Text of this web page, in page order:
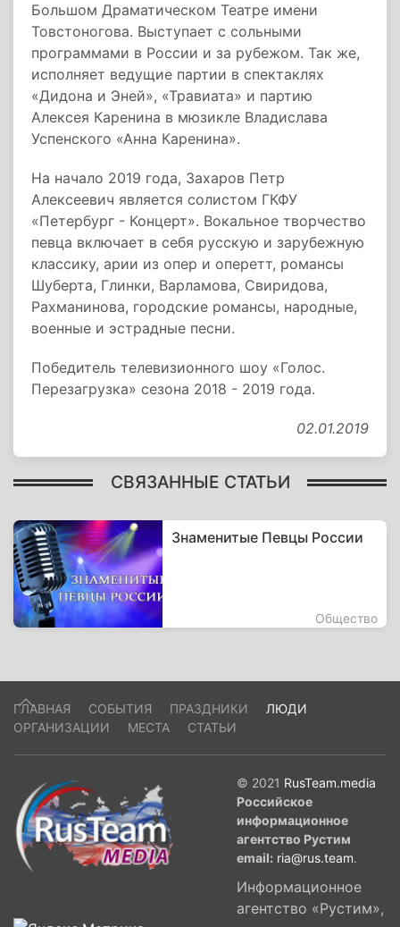
Большом Драматическом Театре имени
Товстоногова. Выступает с сольными
программами в России и за рубежом. Так же,
исполняет ведущие партии в спектаклях
«Дидона и Эней», «Травиата» и партию
Алексея Каренина в мюзикле Владислава
Успенского «Анна Каренина».
На начало 2019 года, Захаров Петр
Алексеевич является солистом ГКФУ
«Петербург - Концерт». Вокальное творчество
певца включает в себя русскую и зарубежную
классику, арии из опер и оперетт, романсы
Шуберта, Глинки, Варламова, Свиридова,
Рахманинова, городские романсы, народные,
военные и эстрадные песни.
Победитель телевизионного шоу «Голос.
Перезагрузка» сезона 2018 - 2019 года.
02.01.2019
СВЯЗАННЫЕ СТАТЬИ
Знаменитые Певцы России
Общество
ГЛАВНАЯ СОБЫТИЯ ПРАЗДНИКИ
ЛЮДИ
ОРГАНИЗАЦИИ
МЕСТА СТАТЬИ
© 2021 RusTeam.media
Российское
информационное
агентство Рустим
email: ria@rus.team.
Информационное
агентство «Рустим»,